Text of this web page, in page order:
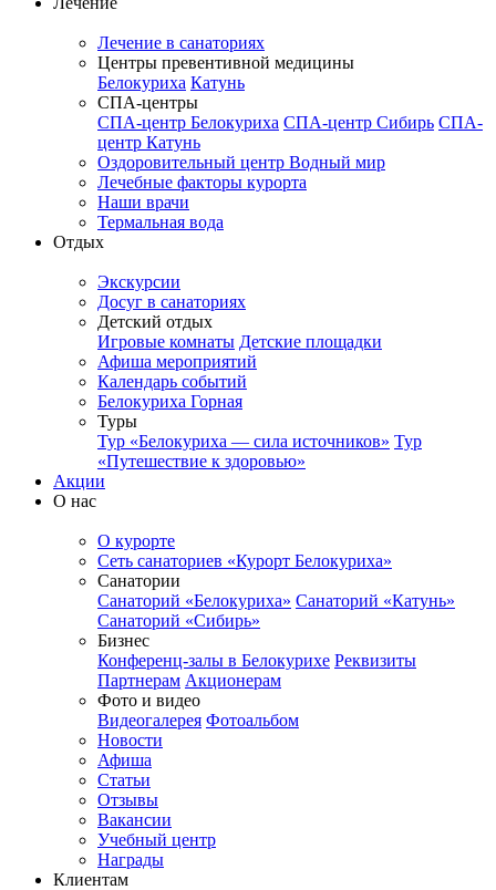
Лечение в санаториях
Центры превентивной медицины
Белокуриха Катунь
СПА-центры
СПА-центр Белокуриха СПА-центр Сибирь СПА-
центр Катунь
Оздоровительный центр Водный мир
Лечебные факторы курорта
Наши врачи
Термальная вода
Отдых
Экскурсии
Досуг в санаториях
Детский отдых
Игровые комнаты Детские площадки
Афиша мероприятий
Календарь событий
Белокуриха Горная
Туры
Тур «Белокуриха — сила источников» Тур
«Путешествие к здоровью»
Акции
О нас
О курорте
Сеть санаториев «Курорт Белокуриха»
Санатории
Санаторий «Белокуриха» Санаторий «Катунь»
Санаторий «Сибирь»
Бизнес
Конференц-залы в Белокурихе Реквизиты
Партнерам Акционерам
Фото и видео
Видеогалерея Фотоальбом
Новости
Афиша
Статьи
Отзывы
Вакансии
Учебный центр
Награды
Клиентам